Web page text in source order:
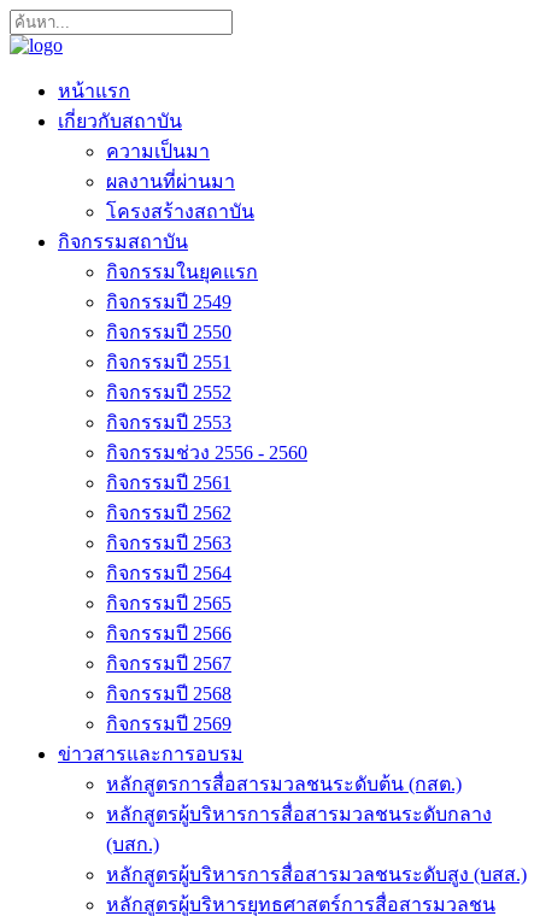
หน้าแรก
เกี่ยวกับสถาบัน
ความเป็นมา
ผลงานที่ผ่านมา
โครงสร้างสถาบัน
กิจกรรมสถาบัน
กิจกรรมในยุคแรก
กิจกรรมปี 2549
กิจกรรมปี 2550
กิจกรรมปี 2551
กิจกรรมปี 2552
กิจกรรมปี 2553
กิจกรรมช่วง 2556 - 2560
กิจกรรมปี 2561
กิจกรรมปี 2562
กิจกรรมปี 2563
กิจกรรมปี 2564
กิจกรรมปี 2565
กิจกรรมปี 2566
กิจกรรมปี 2567
กิจกรรมปี 2568
กิจกรรมปี 2569
ข่าวสารและการอบรม
หลักสูตรการสื่อสารมวลชนระดับต้น (กสต.)
หลักสูตรผู้บริหารการสื่อสารมวลชนระดับกลาง
(บสก.)
หลักสูตรผู้บริหารการสื่อสารมวลชนระดับสูง (บสส.)
หลักสูตรผู้บริหารยุทธศาสตร์การสื่อสารมวลชน